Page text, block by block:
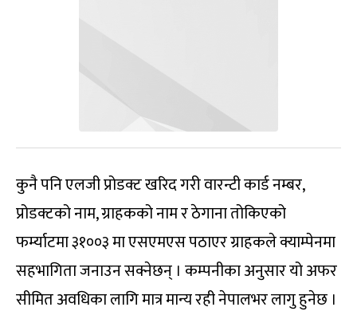
कुनै पनि एलजी प्रोडक्ट खरिद गरी वारन्टी कार्ड नम्बर,
प्रोडक्टको नाम, ग्राहकको नाम र ठेगाना तोकिएको
फर्म्याटमा ३१००३ मा एसएमएस पठाएर ग्राहकले क्याम्पेनमा
सहभागिता जनाउन सक्नेछन् । कम्पनीका अनुसार यो अफर
सीमित अवधिका लागि मात्र मान्य रही नेपालभर लागु हुनेछ ।